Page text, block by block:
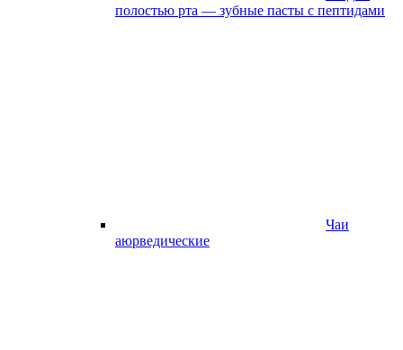
полостью рта — зубные пасты с пептидами
Чаи
аюрведические